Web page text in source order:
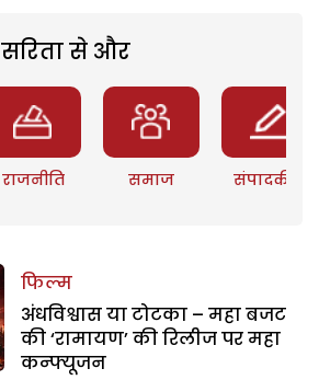
सरिता से और
राजनीति समाज संपादकीय
फिल्म
अंधविश्वास या टोटका – महा बजट
की ‘रामायण’ की रिलीज पर महा
कन्फ्यूजन